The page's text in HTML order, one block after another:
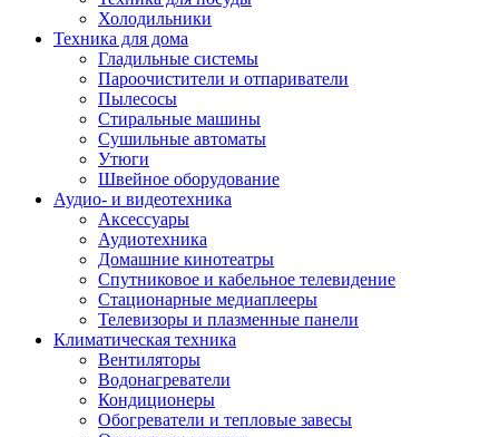
Холодильники
Техника для дома
Гладильные системы
Пароочистители и отпариватели
Пылесосы
Стиральные машины
Сушильные автоматы
Утюги
Швейное оборудование
Аудио- и видеотехника
Аксессуары
Аудиотехника
Домашние кинотеатры
Спутниковое и кабельное телевидение
Стационарные медиаплееры
Телевизоры и плазменные панели
Климатическая техника
Вентиляторы
Водонагреватели
Кондиционеры
Обогреватели и тепловые завесы